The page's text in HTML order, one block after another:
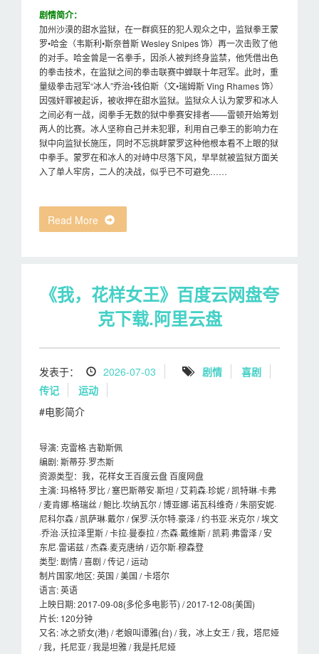
剧情简介：
加州沙漠的甜水监狱，在一群疯狂的犯人观众之中，监狱拳王蒙
罗•哈金（韦斯利•斯奈普斯 Wesley Snipes 饰）再一次击败了他
的对手。哈金曾是一名拳手，因杀人被判终身监禁，他凭借出色
的拳击技术，在监狱之间的拳击联赛中蝉联十年冠军。此时，重
量级拳击冠军“冰人”乔治•钱伯斯（文•瑞姆斯 Ving Rhames 饰）
因强奸罪被起诉，被收押在甜水监狱。监狱众人认为蒙罗和冰人
之间必有一战，阅拳手无数的狱中拳赛安排者——雷顿开始筹划
两人的比赛。冰人坚称自己并未犯罪，利用自己拳王的影响力在
狱中向监狱长施压，同时不忘挑衅蒙罗这种他根本看不上眼的狱
中拳手。蒙罗在和冰人的对峙中尽落下风，早早就被监狱方面关
入了单人牢房，二人的决战，似乎已不可避免……
Read More
《我，花样女王》百度云网盘夸
克下载.阿里云盘
发表于： 2026-07-03 剧情
喜剧
传记
运动
#电影简介
导演: 克雷格·吉勒斯佩
编剧: 斯蒂芬·罗杰斯
资源类型：我，花样女王百度云盘 百度网盘
主演: 玛格特·罗比 / 塞巴斯蒂安·斯坦 / 艾莉森·珍妮 / 凯特琳·卡弗
/ 麦肯娜·格瑞丝 / 鲍比·坎纳瓦尔 / 博亚娜·诺瓦科维奇 / 朱丽安妮·
尼科尔森 / 凯萨琳·戴尔 / 保罗·沃尔特·豪泽 / 约书亚·米克尔 / 埃文
·乔治·沃拉泽里斯 / 卡拉·曼泰拉 / 杰森·戴维斯 / 凯莉·弗雷泽 / 安
东尼·雷诺兹 / 杰森·麦克唐纳 / 迈尔斯·穆森登
类型: 剧情 / 喜剧 / 传记 / 运动
制片国家/地区: 英国 / 美国 / 卡塔尔
语言: 英语
上映日期: 2017-09-08(多伦多电影节) / 2017-12-08(美国)
片长: 120分钟
又名: 冰之骄女(港) / 老娘叫谭雅(台) / 我，冰上女王 / 我，塔尼娅
/ 我，托尼亚 / 我是坦雅 / 我是托尼娅